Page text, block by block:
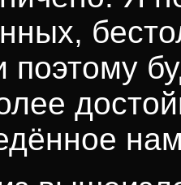
поэтому